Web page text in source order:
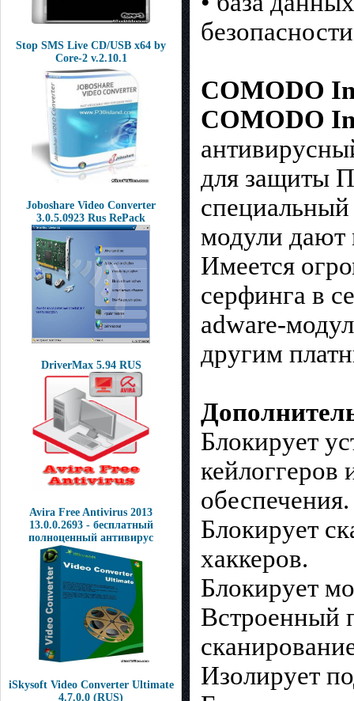
Stop SMS Live CD/USB x64 by
Core-2 v.2.10.1
Joboshare Video Converter
3.0.5.0923 Rus RePack
DriverMax 5.94 RUS
Avira Free Antivirus 2013
13.0.0.2693 - бесплатный
полноценный антивирус
iSkysoft Video Converter Ultimate
4.7.0.0 (RUS)
COMODO
COMODO
для защиты
модули дают
Имеется
серфинга в
adware-
другим
Блокирует
кейлоггеров
обеспечения.
Блокирует
хаккеров.
Блокирует
Встроенный
Изолирует